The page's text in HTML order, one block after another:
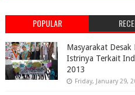
POPULAR
Masyarakat
Istrinya Terkait
2013
Friday, January 29,